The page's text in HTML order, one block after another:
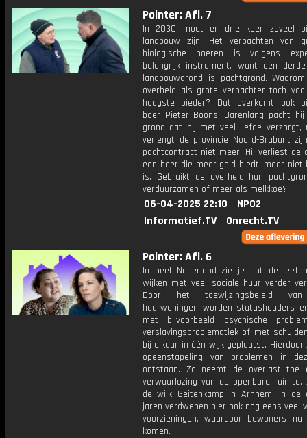
Pointer: Afl. 7
In 2030 moet er drie keer zoveel
landbouw zijn. Het verpachten van
biologische boeren is volgens
belangrijk instrument, want een
landbouwgrond is pachtgrond.
overheid als grote verpachter toch
hoogste bieder? Dat overkomt ook
boer Pieter Boons. Jarenlang pacht
grond dat hij met veel liefde verzorgt,
verlengt de provincie Noord-Brabant
pachtcontract niet meer. Hij verliest de
een boer die meer geld biedt, maar niet
is. Gebruikt de overheid hun
verduurzamen of meer als melkkoe?
06-04-2025 22:10
NPO2
Informatief.TV
Onrecht.TV
Pointer: Afl. 6
In heel Nederland zie je dat de
wijken met veel sociale huur verder
Door het toewijzingsbeleid
huurwoningen worden statushouders
met bijvoorbeeld psychische
verslavingsproblematiek of met
bij elkaar in één wijk geplaatst. Hierdoor
opeenstapeling van problemen in
ontstaan. Zo neemt de overlast toe
verwaarlozing van de openbare ruimte.
de wijk Geitenkamp in Arnhem. In de
jaren verdwenen hier ook nog eens veel
voorzieningen, waardoor bewoners
komen.